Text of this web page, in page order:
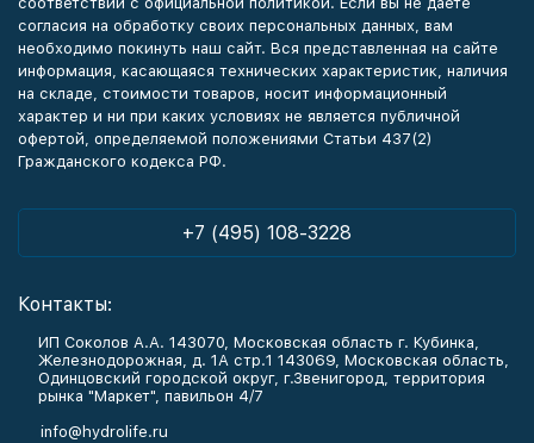
согласия на обработку своих персональных данных, вам
необходимо покинуть наш сайт. Вся представленная на сайте
информация, касающаяся технических характеристик, наличия
на складе, стоимости товаров, носит информационный
характер и ни при каких условиях не является публичной
офертой, определяемой положениями Статьи 437(2)
Гражданского кодекса РФ.
+7 (495) 108-3228
Контакты:
ИП Соколов А.А. 143070, Московская область г. Кубинка,
Железнодорожная, д. 1А стр.1 143069, Московская область,
Одинцовский городской округ, г.Звенигород, территория
рынка "Маркет", павильон 4/7
info@hydrolife.ru